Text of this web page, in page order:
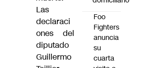
Las
declaraci
ones del
diputado
Guillermo
Foo
Fighters
anuncia
su
cuarta